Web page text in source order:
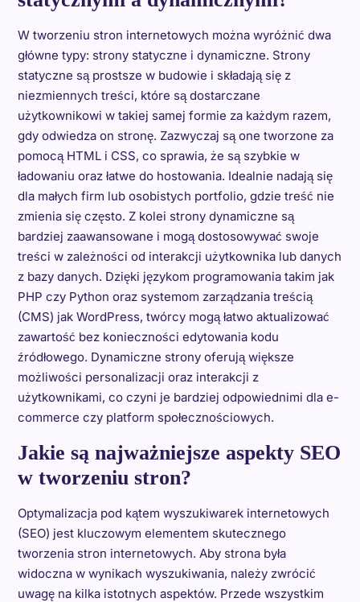
W tworzeniu stron internetowych można wyróżnić dwa
główne typy: strony statyczne i dynamiczne. Strony
statyczne są prostsze w budowie i składają się z
niezmiennych treści, które są dostarczane
użytkownikowi w takiej samej formie za każdym razem,
gdy odwiedza on stronę. Zazwyczaj są one tworzone za
pomocą HTML i CSS, co sprawia, że są szybkie w
ładowaniu oraz łatwe do hostowania. Idealnie nadają się
dla małych firm lub osobistych portfolio, gdzie treść nie
zmienia się często. Z kolei strony dynamiczne są
bardziej zaawansowane i mogą dostosowywać swoje
treści w zależności od interakcji użytkownika lub danych
z bazy danych. Dzięki językom programowania takim jak
PHP czy Python oraz systemom zarządzania treścią
(CMS) jak WordPress, twórcy mogą łatwo aktualizować
zawartość bez konieczności edytowania kodu
źródłowego. Dynamiczne strony oferują większe
możliwości personalizacji oraz interakcji z
użytkownikami, co czyni je bardziej odpowiednimi dla e-
commerce czy platform społecznościowych.
Jakie są najważniejsze aspekty SEO
w tworzeniu stron?
Optymalizacja pod kątem wyszukiwarek internetowych
(SEO) jest kluczowym elementem skutecznego
tworzenia stron internetowych. Aby strona była
widoczna w wynikach wyszukiwania, należy zwrócić
uwagę na kilka istotnych aspektów. Przede wszystkim